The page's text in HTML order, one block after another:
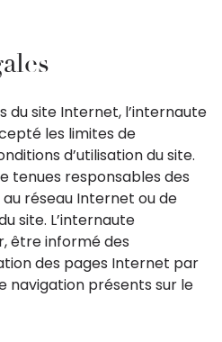
du site Internet, l’internaute
les limites de
d’utilisation du site.
tenues responsables des
réseau Internet ou de
site. L’internaute
être informé des
des pages Internet par
navigation présents sur le